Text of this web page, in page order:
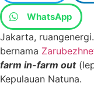
WhatsApp
Jakarta,
bernama
farm in-farm out
Kepulauan Natuna.